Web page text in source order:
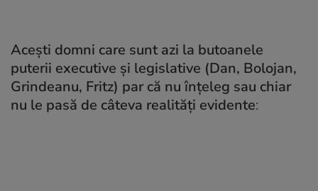
Acești domni care sunt azi la butoanele
puterii executive și legislative (Dan, Bolojan,
Grindeanu, Fritz) par că nu înțeleg sau chiar
nu le pasă de câteva realități evidente: